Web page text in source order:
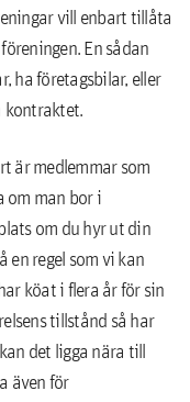
vill enbart tillåta
En sådan
ha företagsbilar, eller
kontraktet.
är medlemmar som
om man bor i
om du hyr ut din
en regel som vi kan
köat i flera år för sin
tillstånd så har
det ligga nära till
även för